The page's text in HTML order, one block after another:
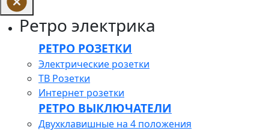
Ретро электрика
РЕТРО РОЗЕТКИ
Электрические розетки
ТВ Розетки
Интернет розетки
РЕТРО ВЫКЛЮЧАТЕЛИ
Двухклавишные на 4 положения